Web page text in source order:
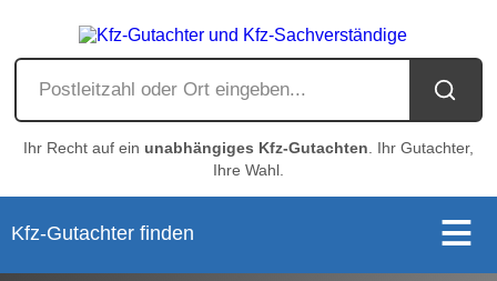
Ihr Recht auf ein unabhängiges Kfz-Gutachten . Ihr Gutachter,
Ihre Wahl.
Kfz-Gutachter finden